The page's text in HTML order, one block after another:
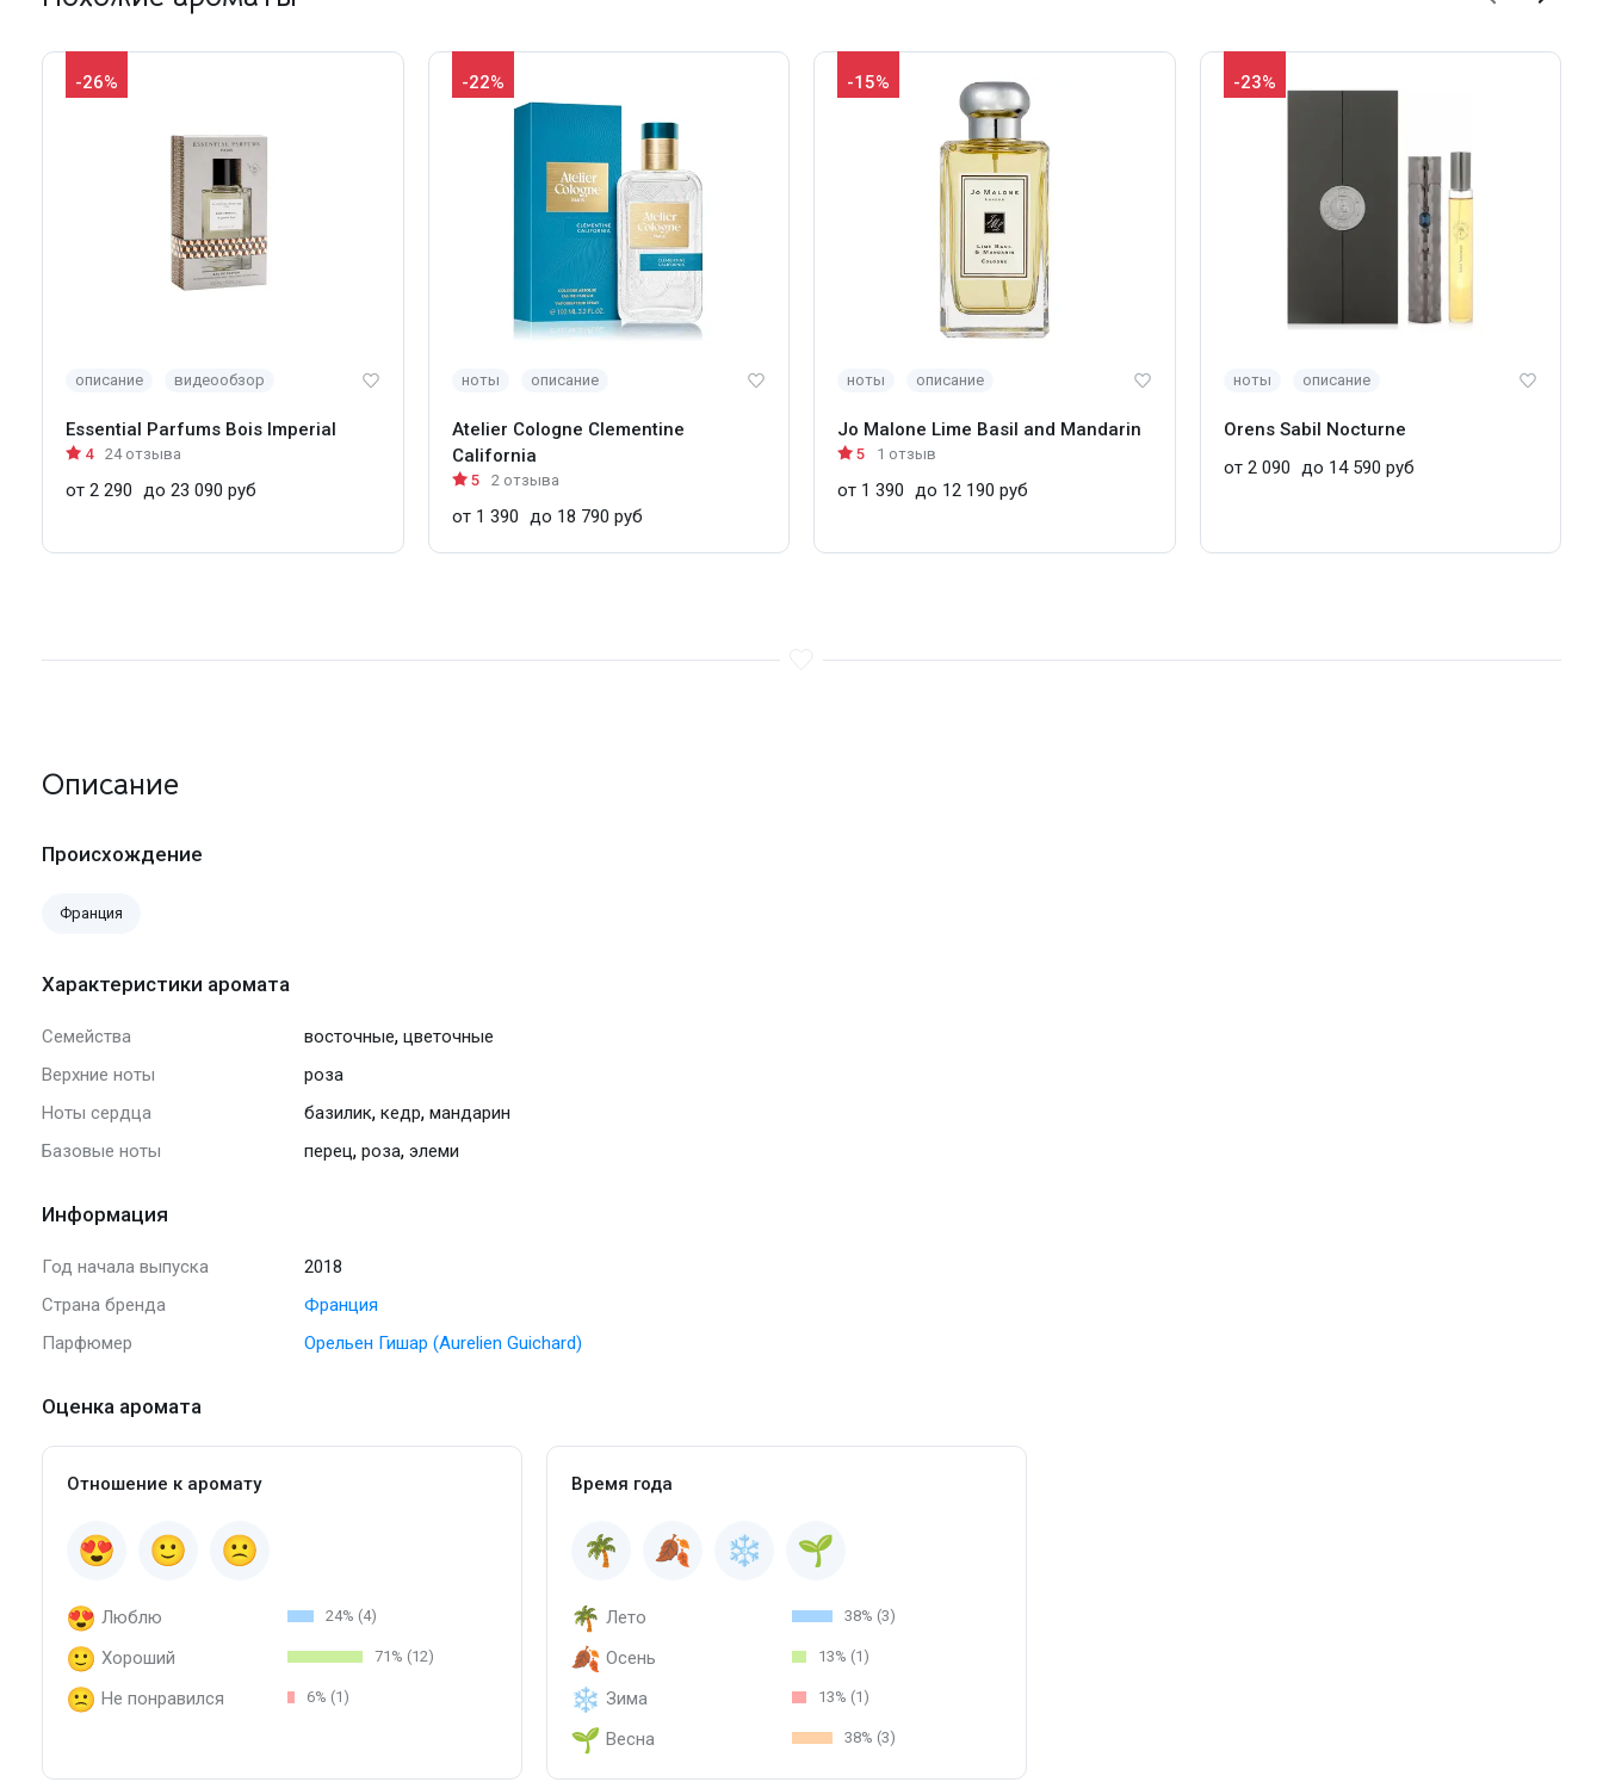
-26%
описание видеообзор
Essential Parfums Bois Imperial
4 24 отзыва
от 2 290 до 23 090 руб
-22%
ноты описание
Atelier Cologne Clementine
California
5 2 отзыва
от 1 390 до 18 790 руб
-15%
ноты описание
Jo Malone Lime Basil and Mandarin
5 1 отзыв
от 1 390 до 12 190 руб
-23%
ноты описание
Orens Sabil Nocturne
от 2 090 до 14 590 руб
Описание
Происхождение
Франция
Характеристики аромата
Семейства восточные, цветочные
Верхние ноты
роза
Ноты сердца
базилик, кедр, мандарин
Базовые ноты
перец, роза, элеми
Информация
Год начала выпуска
2018
Страна бренда
Франция
Парфюмер
Орельен Гишар (Aurelien Guichard)
Оценка аромата
Отношение к аромату
Люблю 24% (4)
Хороший 71% (12)
Не понравился 6% (1)
Время года
Лето 38% (3)
Осень 13% (1)
Зима 13% (1)
Весна 38% (3)